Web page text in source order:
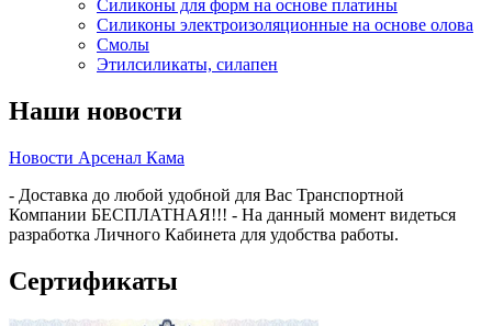
Силиконы для форм на основе платины
Силиконы электроизоляционные на основе олова
Смолы
Этилсиликаты, силапен
Наши новости
Новости Арсенал Кама
- Доставка до любой удобной для Вас Транспортной
Компании БЕСПЛАТНАЯ!!! - На данный момент видеться
разработка Личного Кабинета для удобства работы.
Сертификаты